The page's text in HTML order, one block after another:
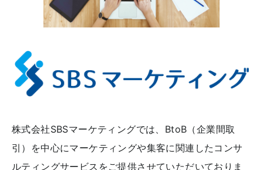
株式会社SBSマーケティングでは、BtoB（企業間取
引）を中心にマーケティングや集客に関連したコンサ
ルティングサービスをご提供させていただいておりま